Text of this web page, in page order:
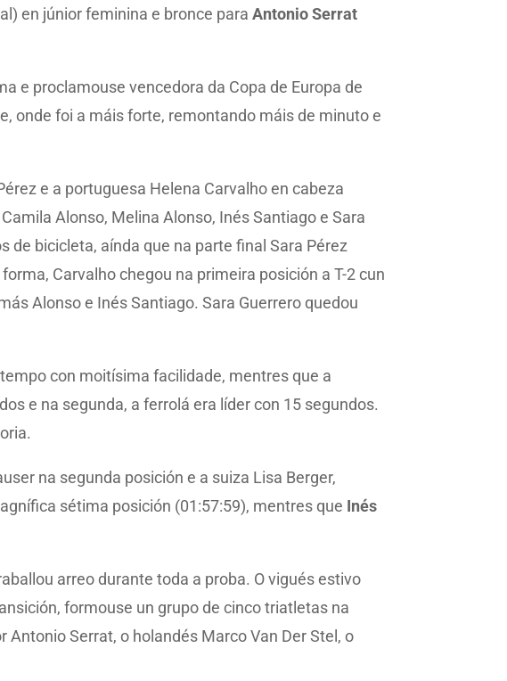
en júnior feminina e bronce paraAntonio Serrat
e proclamouse vencedora da Copa de Europa de
onde foi a máis forte, remontando máis de minuto e
e a portuguesa Helena Carvalho en cabeza
Alonso, Melina Alonso, Inés Santiago e Sara
bicicleta, aínda que na parte final Sara Pérez
Carvalho chegou na primeira posición a T-2 cun
Alonso e Inés Santiago. Sara Guerrero quedou
con moitísima facilidade, mentres que a
e na segunda, a ferrolá era líder con 15 segundos.
na segunda posición e a suiza Lisa Berger,
sétima posición (01:57:59), mentres que Inés
arreo durante toda a proba. O vigués estivo
formouse un grupo de cinco triatletas na
Serrat, o holandés Marco Van Der Stel, o